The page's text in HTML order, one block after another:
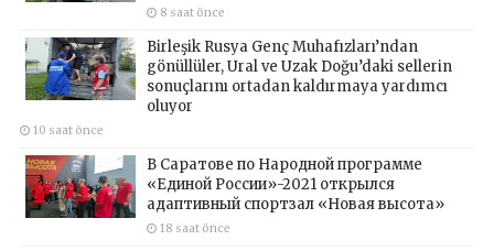
8 saat önce
Birleşik Rusya Genç Muhafızları’ndan
gönüllüler, Ural ve Uzak Doğu’daki sellerin
sonuçlarını ortadan kaldırmaya yardımcı
oluyor
10 saat önce
В Саратове по Народной программе
«Единой России»-2021 открылся
адаптивный спортзал «Новая высота»
18 saat önce